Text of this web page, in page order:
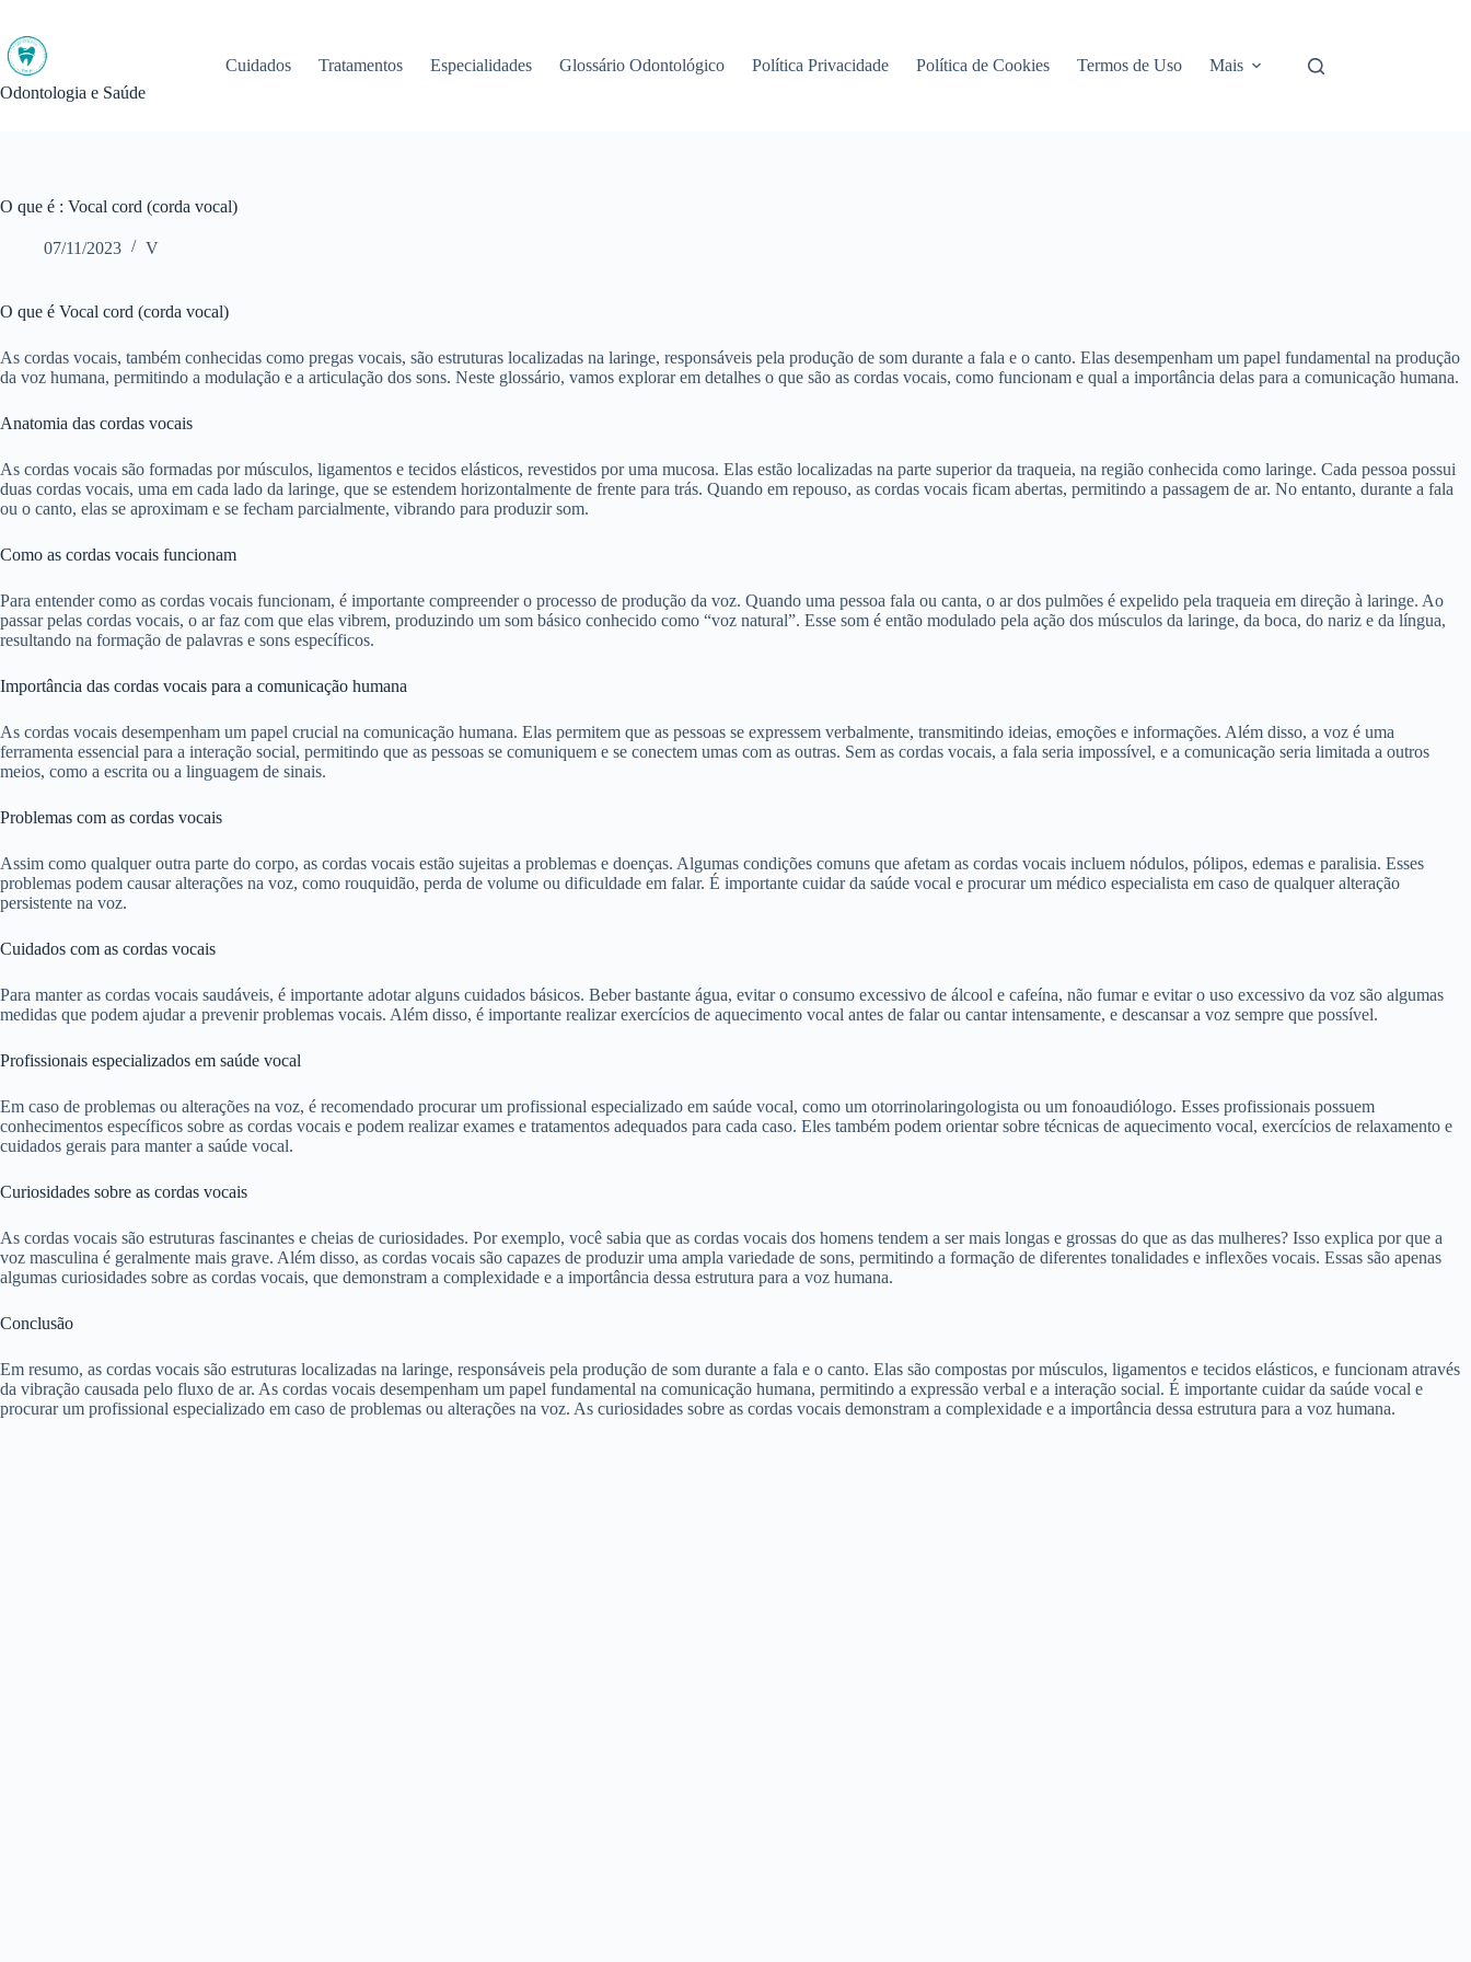
conteúdo
Odontologia e Saúde
Cuidados Tratamentos Especialidades Glossário Odontológico Política Privacidade Política de Cookies Termos de Uso Mais
O que é : Vocal cord (corda vocal)
07/11/2023 V
O que é Vocal cord (corda vocal)
As cordas vocais, também conhecidas como pregas vocais, são estruturas localizadas na laringe, responsáveis pela produção de som durante a fala e o canto. Elas desempenham um papel fundamental na produção
da voz humana, permitindo a modulação e a articulação dos sons. Neste glossário, vamos explorar em detalhes o que são as cordas vocais, como funcionam e qual a importância delas para a comunicação humana.
Anatomia das cordas vocais
As cordas vocais são formadas por músculos, ligamentos e tecidos elásticos, revestidos por uma mucosa. Elas estão localizadas na parte superior da traqueia, na região conhecida como laringe. Cada pessoa possui
duas cordas vocais, uma em cada lado da laringe, que se estendem horizontalmente de frente para trás. Quando em repouso, as cordas vocais ficam abertas, permitindo a passagem de ar. No entanto, durante a fala
ou o canto, elas se aproximam e se fecham parcialmente, vibrando para produzir som.
Como as cordas vocais funcionam
Para entender como as cordas vocais funcionam, é importante compreender o processo de produção da voz. Quando uma pessoa fala ou canta, o ar dos pulmões é expelido pela traqueia em direção à laringe. Ao
passar pelas cordas vocais, o ar faz com que elas vibrem, produzindo um som básico conhecido como “voz natural”. Esse som é então modulado pela ação dos músculos da laringe, da boca, do nariz e da língua,
resultando na formação de palavras e sons específicos.
Importância das cordas vocais para a comunicação humana
As cordas vocais desempenham um papel crucial na comunicação humana. Elas permitem que as pessoas se expressem verbalmente, transmitindo ideias, emoções e informações. Além disso, a voz é uma
ferramenta essencial para a interação social, permitindo que as pessoas se comuniquem e se conectem umas com as outras. Sem as cordas vocais, a fala seria impossível, e a comunicação seria limitada a outros
meios, como a escrita ou a linguagem de sinais.
Problemas com as cordas vocais
Assim como qualquer outra parte do corpo, as cordas vocais estão sujeitas a problemas e doenças. Algumas condições comuns que afetam as cordas vocais incluem nódulos, pólipos, edemas e paralisia. Esses
problemas podem causar alterações na voz, como rouquidão, perda de volume ou dificuldade em falar. É importante cuidar da saúde vocal e procurar um médico especialista em caso de qualquer alteração
persistente na voz.
Cuidados com as cordas vocais
Para manter as cordas vocais saudáveis, é importante adotar alguns cuidados básicos. Beber bastante água, evitar o consumo excessivo de álcool e cafeína, não fumar e evitar o uso excessivo da voz são algumas
medidas que podem ajudar a prevenir problemas vocais. Além disso, é importante realizar exercícios de aquecimento vocal antes de falar ou cantar intensamente, e descansar a voz sempre que possível.
Profissionais especializados em saúde vocal
Em caso de problemas ou alterações na voz, é recomendado procurar um profissional especializado em saúde vocal, como um otorrinolaringologista ou um fonoaudiólogo. Esses profissionais possuem
conhecimentos específicos sobre as cordas vocais e podem realizar exames e tratamentos adequados para cada caso. Eles também podem orientar sobre técnicas de aquecimento vocal, exercícios de relaxamento e
cuidados gerais para manter a saúde vocal.
Curiosidades sobre as cordas vocais
As cordas vocais são estruturas fascinantes e cheias de curiosidades. Por exemplo, você sabia que as cordas vocais dos homens tendem a ser mais longas e grossas do que as das mulheres? Isso explica por que a
voz masculina é geralmente mais grave. Além disso, as cordas vocais são capazes de produzir uma ampla variedade de sons, permitindo a formação de diferentes tonalidades e inflexões vocais. Essas são apenas
algumas curiosidades sobre as cordas vocais, que demonstram a complexidade e a importância dessa estrutura para a voz humana.
Conclusão
Em resumo, as cordas vocais são estruturas localizadas na laringe, responsáveis pela produção de som durante a fala e o canto. Elas são compostas por músculos, ligamentos e tecidos elásticos, e funcionam através
da vibração causada pelo fluxo de ar. As cordas vocais desempenham um papel fundamental na comunicação humana, permitindo a expressão verbal e a interação social. É importante cuidar da saúde vocal e
procurar um profissional especializado em caso de problemas ou alterações na voz. As curiosidades sobre as cordas vocais demonstram a complexidade e a importância dessa estrutura para a voz humana.